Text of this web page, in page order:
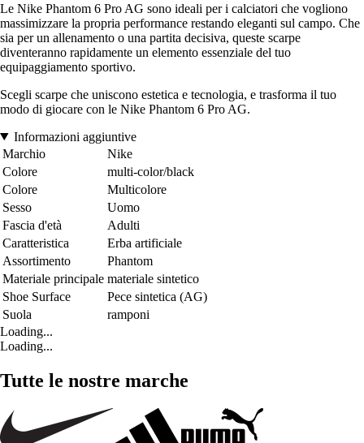
Le Nike Phantom 6 Pro AG sono ideali per i calciatori che vogliono
massimizzare la propria performance restando eleganti sul campo. Che
sia per un allenamento o una partita decisiva, queste scarpe
diventeranno rapidamente un elemento essenziale del tuo
equipaggiamento sportivo.
Scegli scarpe che uniscono estetica e tecnologia, e trasforma il tuo
modo di giocare con le Nike Phantom 6 Pro AG.
Informazioni aggiuntive
Marchio
Nike
Colore
multi-color/black
Colore
Multicolore
Sesso
Uomo
Fascia d'età
Adulti
Caratteristica
Erba artificiale
Assortimento
Phantom
Materiale principale materiale sintetico
Shoe Surface
Pece sintetica (AG)
Suola
ramponi
Loading...
Loading...
Tutte le nostre marche